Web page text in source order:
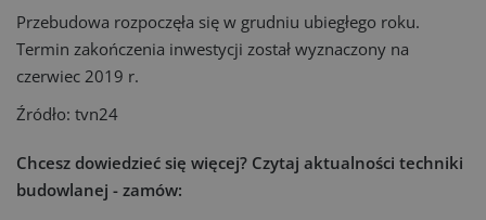
Przebudowa rozpoczęła się w grudniu ubiegłego roku.
Termin zakończenia inwestycji został wyznaczony na
czerwiec 2019 r.
Źródło: tvn24
Chcesz dowiedzieć się więcej? Czytaj aktualności techniki
budowlanej - zamów: